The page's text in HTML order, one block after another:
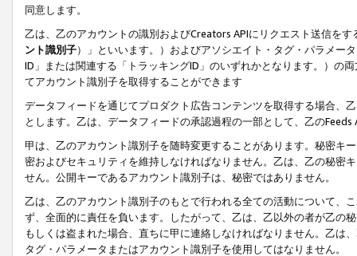
同意します。
乙は、乙のアカウントの識別およびCreators APIにリクエスト送信を
ント識別子）」といいます。）およびアソシエイト・タグ・パラメー
ID」または関連する「トラッキングID」のいずれかとなります。）の
てアカウント識別子を取得することができます
データフィードを通じてプロダクト広告コンテンツを取得する場合、
とします。乙は、データフィードの承認過程の一部として、乙の
甲は、乙のアカウント識別子を随時変更することがあります。秘密キ
密およびセキュリティを維持しなければなりません。乙は、乙の秘密
せん。公開キーであるアカウント識別子は、秘密ではありません。
乙は、乙のアカウント識別子のもとで行われる全ての活動について、
ず、全面的に責任を負います。したがって、乙は、乙以外の者が乙の
もしくは盗まれた場合、直ちに甲に連絡しなければなりません。乙は
タグ・パラメータまたはアカウント識別子を使用してはなりません。